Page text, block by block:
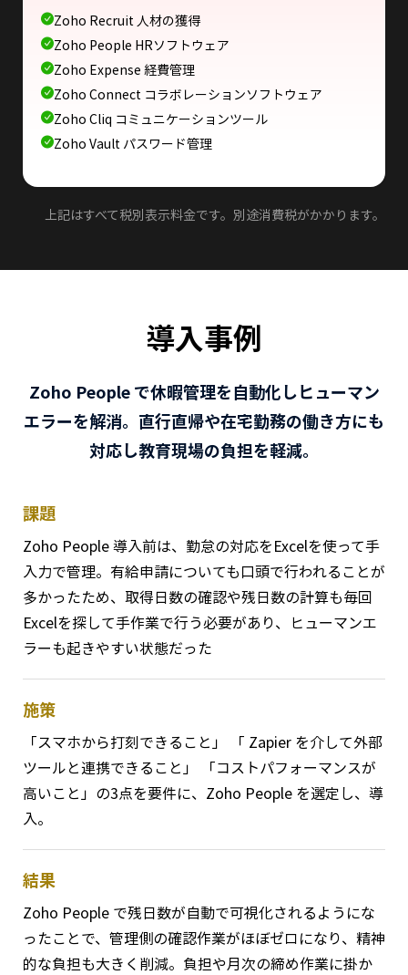
Zoho Recruit 人材の獲得
Zoho People HRソフトウェア
Zoho Expense 経費管理
Zoho Connect コラボレーションソフトウェア
Zoho Cliq コミュニケーションツール
Zoho Vault パスワード管理
上記はすべて税別表示料金です。別途消費税がかかります。
導入事例
Zoho People で休暇管理を自動化しヒューマン
エラーを解消。直行直帰や在宅勤務の働き方にも
対応し教育現場の負担を軽減。
課題
Zoho People 導入前は、勤怠の対応をExcelを使って手
入力で管理。有給申請についても口頭で行われることが
多かったため、取得日数の確認や残日数の計算も毎回
Excelを探して手作業で行う必要があり、ヒューマンエ
ラーも起きやすい状態だった
施策
「スマホから打刻できること」 「 Zapier を介して外部
ツールと連携できること」 「コストパフォーマンスが
高いこと」の3点を要件に、Zoho People を選定し、導
入。
結果
Zoho People で残日数が自動で可視化されるようにな
ったことで、管理側の確認作業がほぼゼロになり、精神
的な負担も大きく削減。負担や月次の締め作業に掛か